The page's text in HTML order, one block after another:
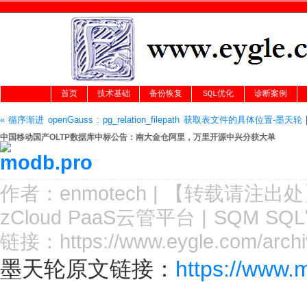
首页 技术基础 备份恢复 SQL优化 诊断案例
« 循序渐进 openGauss : pg_relation_filepath 获取表文件的具体位置-墨天轮
中国移动国产OLTP数据库中标公告：南大金仓阿里，万里开源中兴分获大单
作者： enmotech | 【转载请注出处
zCloud PaaS云管平台 | SQM
链接： https://www.eygle.com/
墨天轮原文链接： https://